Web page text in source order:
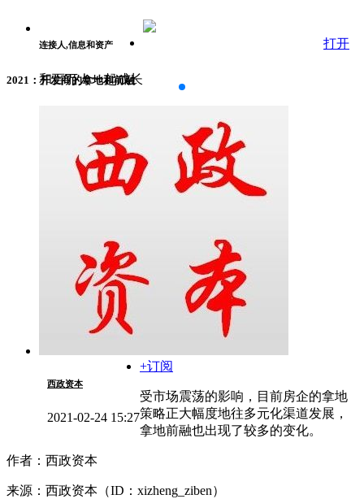
连接人,信息和资产
和百万人一起成长
打开
2021：开发商的拿地和前融
西政资本
2021-02-24 15:27
+订阅
受市场震荡的影响，目前房企的拿地
策略正大幅度地往多元化渠道发展，
拿地前融也出现了较多的变化。
作者：西政资本
来源：西政资本（ID：xizheng_ziben）